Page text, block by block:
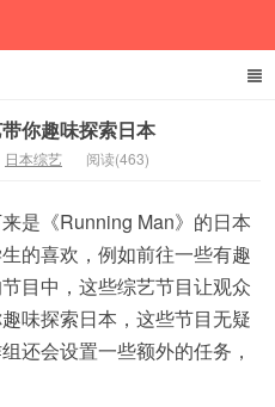
你趣味探索日本
日本综艺 阅读(463)
是《Running Man》的日本
的喜欢，例如前往一些有趣
目中，这些综艺节目让观众
味探索日本，这些节目无疑
还会设置一些额外的任务，